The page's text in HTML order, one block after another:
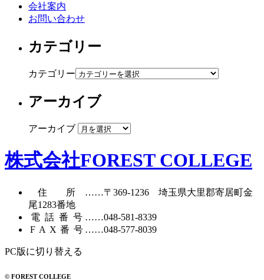
会社案内
お問い合わせ
カテゴリー
カテゴリー
アーカイブ
アーカイブ
株式会社FOREST COLLEGE
住所……〒369-1236 埼玉県大里郡寄居町金
尾1283番地
電話番号……048-581-8339
FAX番号……048-577-8039
PC版に切り替える
© FOREST COLLEGE